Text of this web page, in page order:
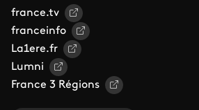
france.tv
franceinfo
La1ere.fr
Lumni
France 3 Régions